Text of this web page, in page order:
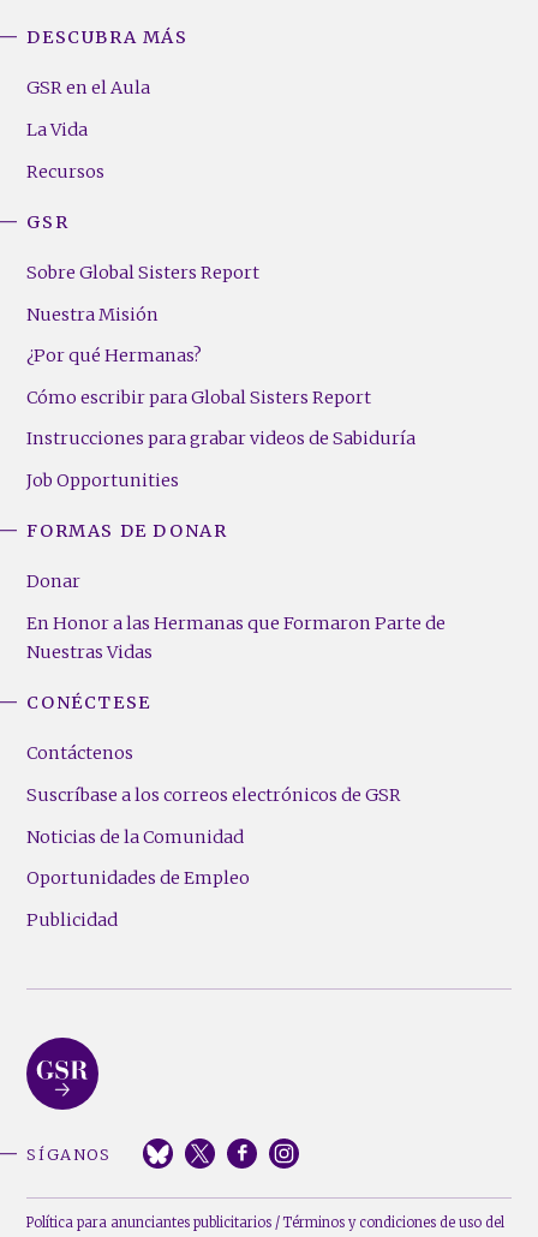
Footer
(Right)
DESCUBRA MÁS
GSR en el Aula
La Vida
Recursos
GSR
Sobre Global Sisters Report
Nuestra Misión
¿Por qué Hermanas?
Cómo escribir para Global Sisters Report
Instrucciones para grabar videos de Sabiduría
Job Opportunities
FORMAS DE DONAR
Donar
En Honor a las Hermanas que Formaron Parte de
Nuestras Vidas
CONÉCTESE
Contáctenos
Suscríbase a los correos electrónicos de GSR
Noticias de la Comunidad
Oportunidades de Empleo
Publicidad
SÍGANOS
Política para anunciantes publicitarios /Términos y condiciones de uso del